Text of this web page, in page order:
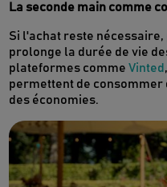
La seconde main comme
Si l'achat reste
prolonge la durée de vie
plateformes commeVinted
permettent de
des économies.